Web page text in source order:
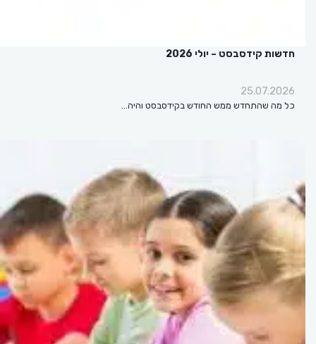
חדשות קידסבסט – יולי 2026
25.07.2026
כל מה שהתחדש ממש החודש בקידסבסט והיה…